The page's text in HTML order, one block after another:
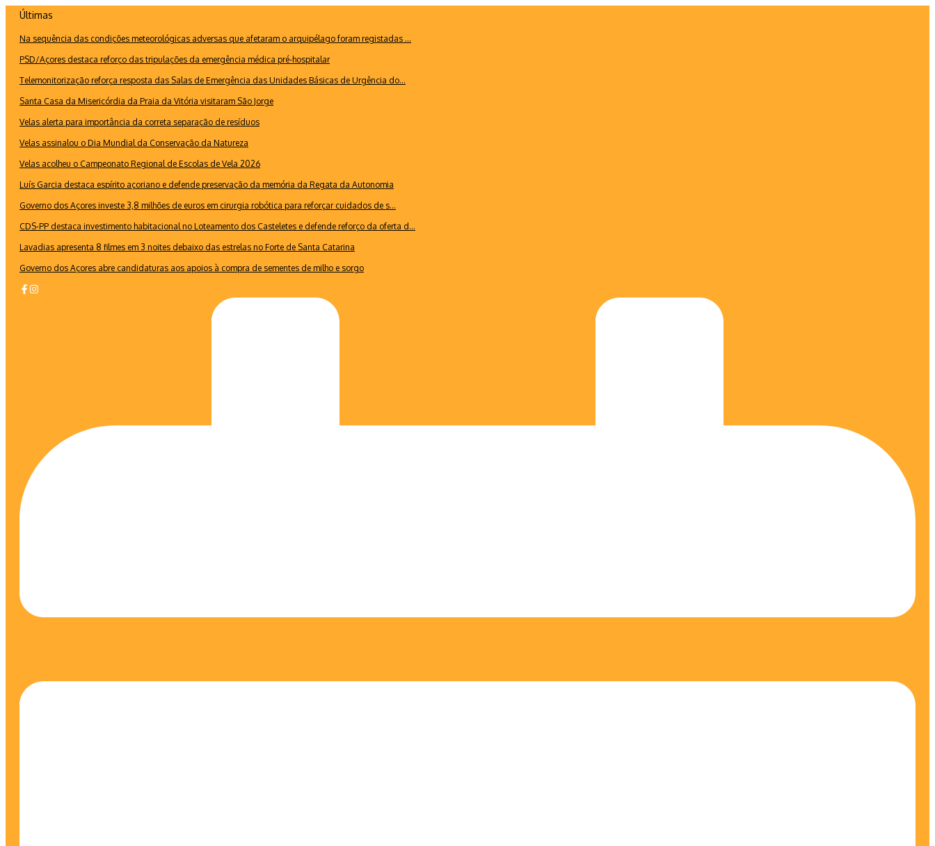
conteúdo
Últimas
Na sequência das condições meteorológicas adversas que afetaram o arquipélago foram registadas ...
PSD/Açores destaca reforço das tripulações da emergência médica pré-hospitalar
Telemonitorização reforça resposta das Salas de Emergência das Unidades Básicas de Urgência do...
Santa Casa da Misericórdia da Praia da Vitória visitaram São Jorge
Velas alerta para importância da correta separação de resíduos
Velas assinalou o Dia Mundial da Conservação da Natureza
Velas acolheu o Campeonato Regional de Escolas de Vela 2026
Luís Garcia destaca espírito açoriano e defende preservação da memória da Regata da Autonomia
Governo dos Açores investe 3,8 milhões de euros em cirurgia robótica para reforçar cuidados de s...
CDS-PP destaca investimento habitacional no Loteamento dos Casteletes e defende reforço da oferta d...
Lavadias apresenta 8 filmes em 3 noites debaixo das estrelas no Forte de Santa Catarina
Governo dos Açores abre candidaturas aos apoios à compra de sementes de milho e sorgo